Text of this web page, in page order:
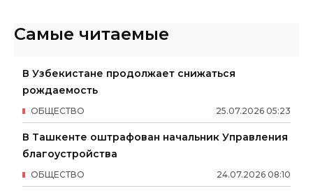
Самые читаемые
В Узбекистане продолжает снижаться
рождаемость
25.07.2026 05:23
ОБЩЕСТВО
В Ташкенте оштрафован начальник Управления
благоустройства
24.07.2026 08:10
ОБЩЕСТВО